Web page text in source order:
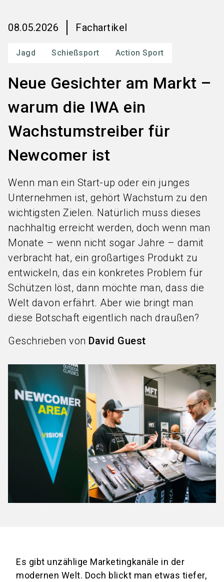
08.05.2026 Fachartikel
Jagd Schießsport Action Sport
Neue Gesichter am Markt –
warum die IWA ein
Wachstumstreiber für
Newcomer ist
Wenn man ein Start-up oder ein junges
Unternehmen ist, gehört Wachstum zu den
wichtigsten Zielen. Natürlich muss dieses
nachhaltig erreicht werden, doch wenn man
Monate – wenn nicht sogar Jahre – damit
verbracht hat, ein großartiges Produkt zu
entwickeln, das ein konkretes Problem für
Schützen löst, dann möchte man, dass die
Welt davon erfährt. Aber wie bringt man
diese Botschaft eigentlich nach draußen?
Geschrieben von David Guest
Es gibt unzählige Marketingkanäle in der
modernen Welt. Doch blickt man etwas tiefer,